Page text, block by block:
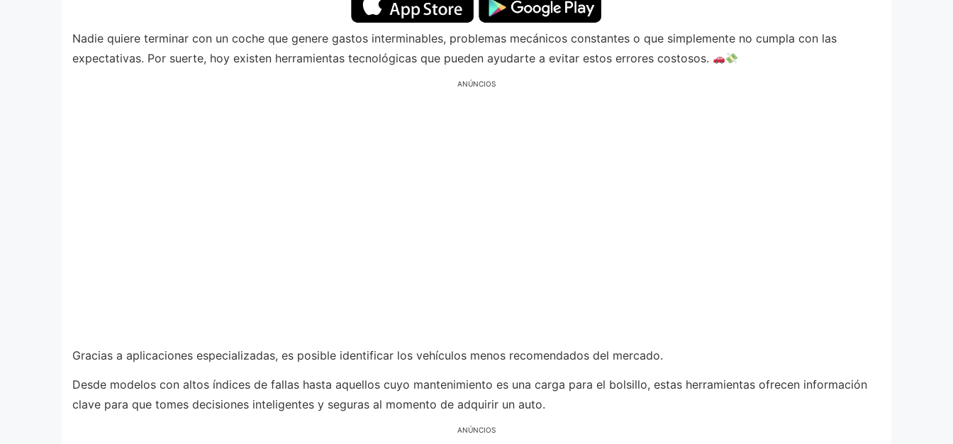
Nadie quiere terminar con un coche que genere gastos interminables, problemas mecánicos constantes o que simplemente no cumpla con las
expectativas. Por suerte, hoy existen herramientas tecnológicas que pueden ayudarte a evitar estos errores costosos.
ANÚNCIOS
Gracias a aplicaciones especializadas, es posible identificar los vehículos menos recomendados del mercado.
Desde modelos con altos índices de fallas hasta aquellos cuyo mantenimiento es una carga para el bolsillo, estas herramientas ofrecen información
clave para que tomes decisiones inteligentes y seguras al momento de adquirir un auto.
ANÚNCIOS